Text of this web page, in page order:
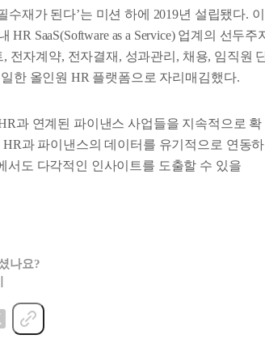
재가 된다’는 미션 하에 2019년 설립됐다. 이
SaaS(Software as a Service) 업계의 선두주
전자계약, 전자결재, 성과관리, 채용, 임직원
한 올인원 HR 플랫폼으로 자리매김했다.
과 연계된 파이낸스 사업들을 지속적으로 확
과 파이낸스의 데이터를 유기적으로 연동하
서도 다각적인 인사이트를 도출할 수 있을
나요?